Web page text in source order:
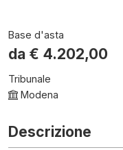
Base d'asta
da € 4.202,00
Tribunale
Modena
Descrizione